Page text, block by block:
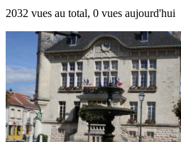
2032 vues au total, 0 vues aujourd'hui